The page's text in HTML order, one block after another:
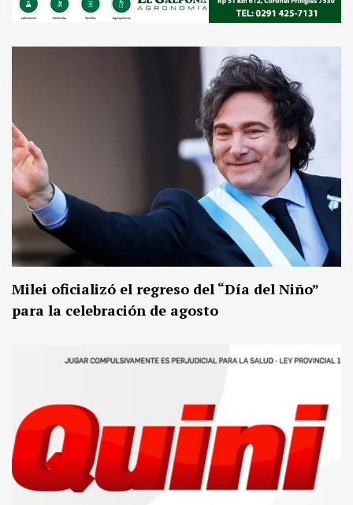
Milei oficializó el regreso del “Día del Niño”
para la celebración de agosto